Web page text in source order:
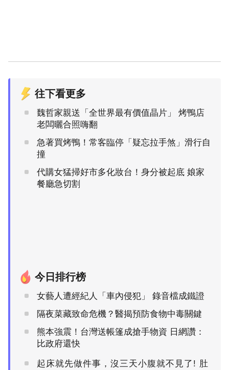
往下看更多
魏哲家親送「全世界最有價值晶片」 烤鴨店
老闆曬合照嗨翻
急著買烤鴨！常客臨停「疑忘拉手煞」滑行自
撞
代購女猛掃好市多化妝台！身分被起底 娘家
餐廳急切割
今日排行榜
女藝人遭經紀人「車內侵犯」 錄音檔成鐵證
隔夜菜藏致命危機？醫揭預防食物中毒關鍵
熊本強震！台灣送帳篷成搶手物資 日網讚：
比政府還快
起床就先做件事，沒三天小腹就不見了! 肚